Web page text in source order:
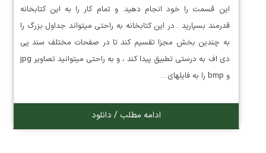
این قسمت را خود انجام دهید. و تمام کار را به این کتابخانه
قدرمند بسپارید . در این کتابخانه به راحتی میتواند جداول بزرگ را
به چندین بخش مجزا تقسیم کند تا در صفحات مختلف سند پی
دی اف به درستی تطبیق پیدا کند ، و به راحتی میتوانید تصاویر jpg
و bmp را به فایلهای…
ادامه مطلب / دانلود